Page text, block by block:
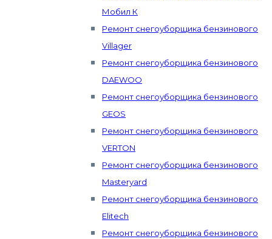
Мобил К
Ремонт снегоуборщика бензинового
Villager
Ремонт снегоуборщика бензинового
DAEWOO
Ремонт снегоуборщика бензинового
GEOS
Ремонт снегоуборщика бензинового
VERTON
Ремонт снегоуборщика бензинового
Masteryard
Ремонт снегоуборщика бензинового
Elitech
Ремонт снегоуборщика бензинового